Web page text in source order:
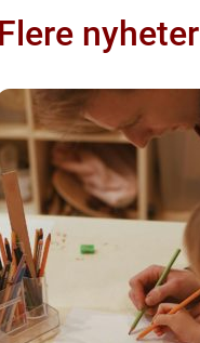
Flere nyheter